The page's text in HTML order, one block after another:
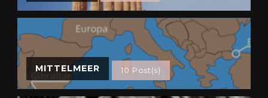
MITTELMEER 10 Post(s)